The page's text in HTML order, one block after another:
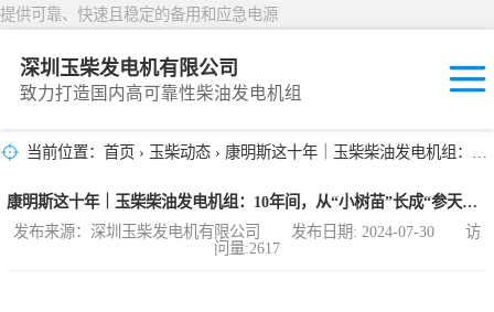
提供可靠、快速且稳定的备用和应急电源
深圳玉柴发电机有限公司
致力打造国内高可靠性柴油发电机组
当前位置： 首页 › 玉柴动态 › 康明斯这十年｜玉柴柴油发电机组：10年间，从“小树苗”长成“参天大树”
康明斯这十年｜玉柴柴油发电机组：10年间，从“小树苗”长成“参天大树”
发布来源：深圳玉柴发电机有限公司 发布日期: 2024-07-30 访
问量:2617
固定开放式
封闭撬装式